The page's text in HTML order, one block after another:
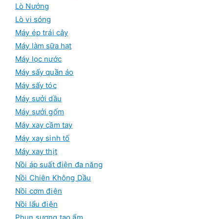
Lò Nướng
Lò vi sóng
Máy ép trái cây
Máy làm sữa hạt
Máy lọc nước
Máy sấy quần áo
Máy sấy tóc
Máy sưởi dầu
Máy sưởi gốm
Máy xay cầm tay
Máy xay sinh tố
Máy xay thịt
Nồi áp suất điện đa năng
Nồi Chiên Không Dầu
Nồi cơm điện
Nồi lẩu điện